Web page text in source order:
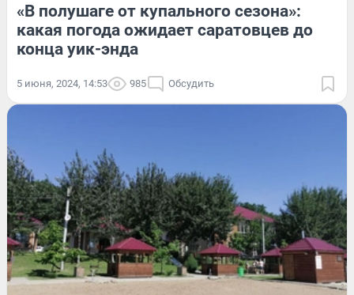
«В полушаге от купального сезона»:
какая погода ожидает саратовцев до
конца уик-энда
5 июня, 2024, 14:53 985 Обсудить